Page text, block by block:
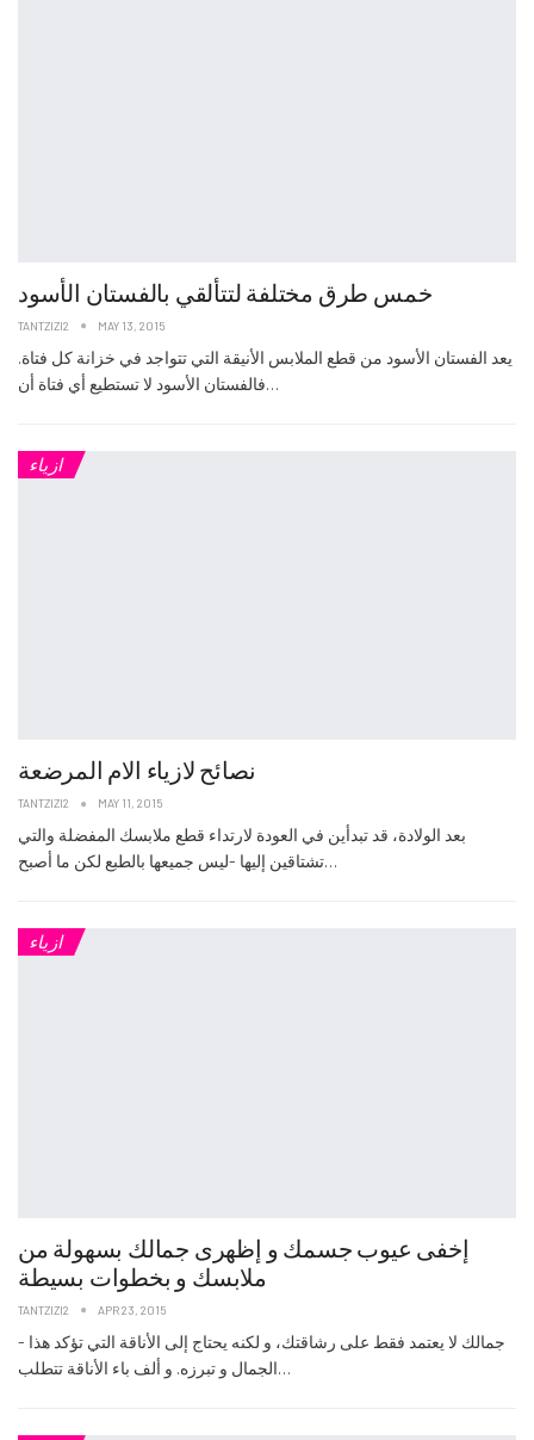
خمس طرق مختلفة لتتألقي بالفستان الأسود
TANTZIZI2 MAY 13, 2015
يعد الفستان الأسود من قطع الملابس الأنيقة التي تتواجد في خزانة كل فتاة.
فالفستان الأسود لا تستطيع أي فتاة أن…
ازياء
نصائح لازياء الام المرضعة
TANTZIZI2 MAY 11, 2015
بعد الولادة، قد تبدأين في العودة لارتداء قطع ملابسك المفضلة والتي
تشتاقين إليها -ليس جميعها بالطبع لكن ما أصبح…
ازياء
إخفى عيوب جسمك و إظهرى جمالك بسهولة من
ملابسك و بخطوات بسيطة
TANTZIZI2 APR 23, 2015
- جمالك لا يعتمد فقط على رشاقتك، و لكنه يحتاج إلى الأناقة التي تؤكد هذا
الجمال و تبرزه. و ألف باء الأناقة تتطلب…